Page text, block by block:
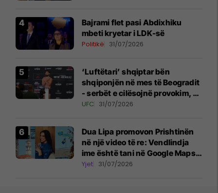
Bajrami flet pasi Abdixhiku
mbeti kryetar i LDK-së
Politikë 31/07/2026
‘Luftëtari’ shqiptar bën
shqiponjën në mes të Beogradit
- serbët e cilësojnë provokim, ai
e cilëson simbol të identitetit
UFC 31/07/2026
Dua Lipa promovon Prishtinën
në një video të re: Vendlindja
ime është tani në Google Maps
Street View
Yjet 31/07/2026